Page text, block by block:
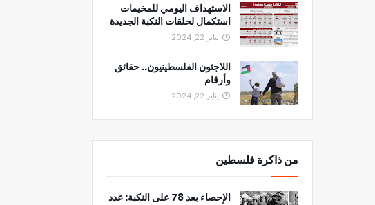
الاستهداف اليومي للمخيمات
استكمال لحلقات النكبة الجديدة
يناير 22, 2024
اللاجئون الفلسطينيون.. حقائق
وأرقام
يناير 22, 2024
من ذاكرة فلسطين
الإحصاء بعد 78 على النكبة: عدد